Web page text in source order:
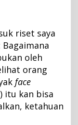
riset saya
oleh
orang
face
itu kan bisa
ketahuan